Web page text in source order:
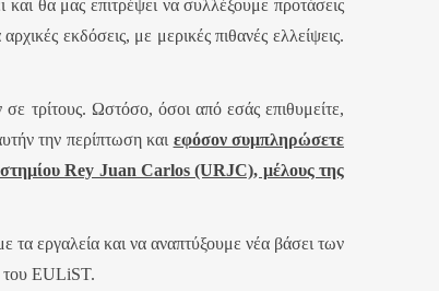
θα μας επιτρέψει να συλλέξουμε προτάσεις
εκδόσεις, με μερικές πιθανές ελλείψεις.
τρίτους. Ωστόσο, όσοι από εσάς επιθυμείτε,
την περίπτωση και εφόσον συμπληρώσετε
Rey Juan Carlos (URJC), μέλους της
εργαλεία και να αναπτύξουμε νέα βάσει των
του EULiST.